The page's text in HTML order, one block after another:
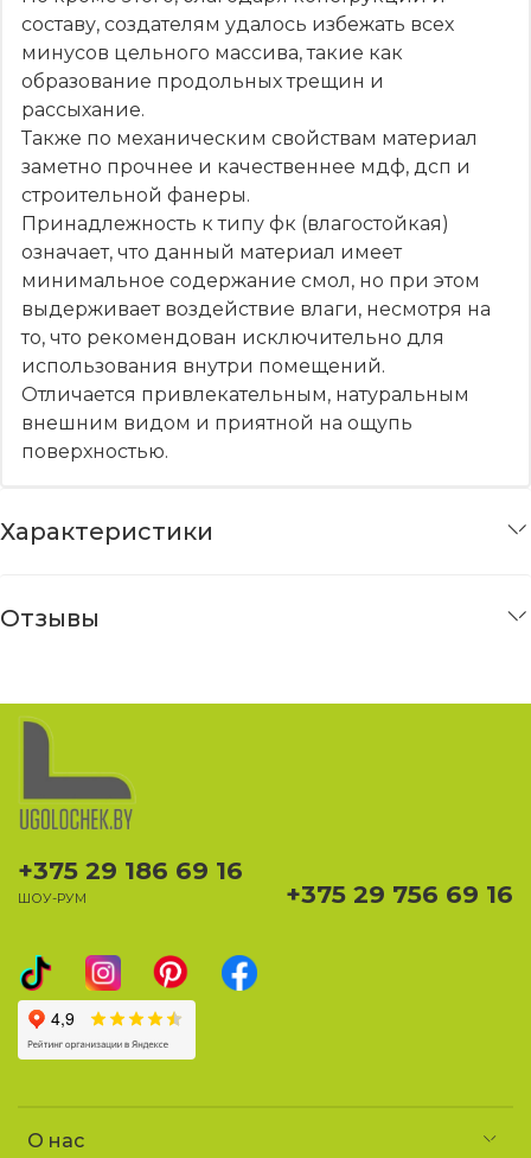
составу, создателям удалось избежать всех
минусов цельного массива, такие как
образование продольных трещин и
рассыхание.
Также по механическим свойствам материал
заметно прочнее и качественнее мдф, дсп и
строительной фанеры.
Принадлежность к типу фк (влагостойкая)
означает, что данный материал имеет
минимальное содержание смол, но при этом
выдерживает воздействие влаги, несмотря на
то, что рекомендован исключительно для
использования внутри помещений.
Отличается привлекательным, натуральным
внешним видом и приятной на ощупь
поверхностью.
Характеристики
Отзывы
О нас
+375 29 186 69 16
ШОУ-РУМ +375 29 756 69 16